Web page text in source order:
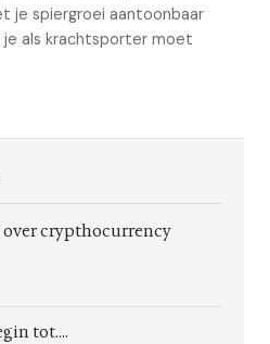
je spiergroei aantoonbaar
als krachtsporter moet
over crypthocurrency
tot....